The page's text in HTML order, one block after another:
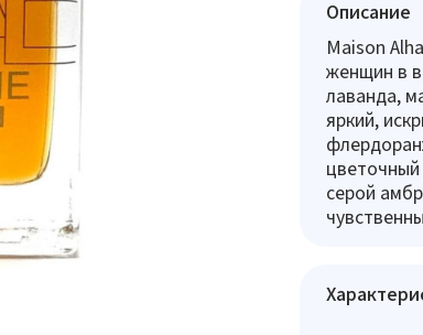
Описание
Maison
женщин в
лаванда,
яркий,
серой